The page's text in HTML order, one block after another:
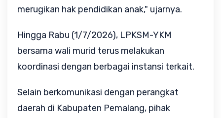
merugikan hak pendidikan anak," ujarnya.
Hingga Rabu (1/7/2026), LPKSM-YKM
bersama wali murid terus melakukan
koordinasi dengan berbagai instansi terkait.
Selain berkomunikasi dengan perangkat
daerah di Kabupaten Pemalang, pihak